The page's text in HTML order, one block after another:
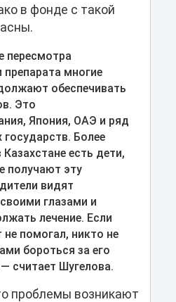
в фонде с такой
пересмотра
препарата многие
обеспечивать
Это
Япония, ОАЭ и ряд
государств. Более
Казахстане есть дети,
получают эту
видят
глазами и
лечение. Если
не помогал, никто не
бороться за его
считает Шугелова.
проблемы возникают